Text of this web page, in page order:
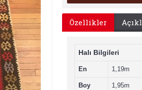
Özellikler
Halı Bilgileri
En 1,19m
Boy 1,95m